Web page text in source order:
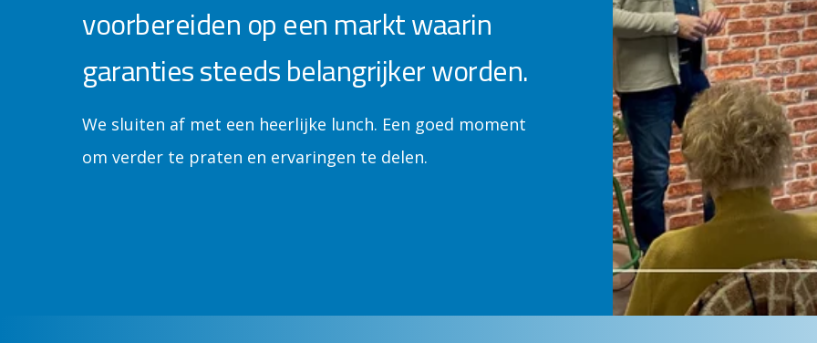
voorbereiden op een markt waarin
garanties steeds belangrijker worden.
We sluiten af met een heerlijke lunch. Een goed moment
om verder te praten en ervaringen te delen.